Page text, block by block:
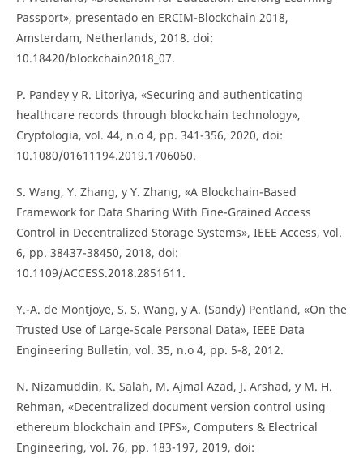
Passport», presentado en ERCIM-Blockchain 2018,
Amsterdam, Netherlands, 2018. doi:
10.18420/blockchain2018_07.
P. Pandey y R. Litoriya, «Securing and authenticating
healthcare records through blockchain technology»,
Cryptologia, vol. 44, n.o 4, pp. 341-356, 2020, doi:
10.1080/01611194.2019.1706060.
S. Wang, Y. Zhang, y Y. Zhang, «A Blockchain-Based
Framework for Data Sharing With Fine-Grained Access
Control in Decentralized Storage Systems», IEEE Access, vol.
6, pp. 38437-38450, 2018, doi:
10.1109/ACCESS.2018.2851611.
Y.-A. de Montjoye, S. S. Wang, y A. (Sandy) Pentland, «On the
Trusted Use of Large-Scale Personal Data», IEEE Data
Engineering Bulletin, vol. 35, n.o 4, pp. 5-8, 2012.
N. Nizamuddin, K. Salah, M. Ajmal Azad, J. Arshad, y M. H.
Rehman, «Decentralized document version control using
ethereum blockchain and IPFS», Computers & Electrical
Engineering, vol. 76, pp. 183-197, 2019, doi: